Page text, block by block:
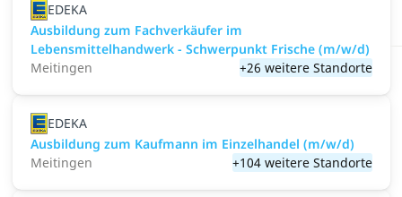
EDEKA
Ausbildung zum Fachverkäufer im
Lebensmittelhandwerk - Schwerpunkt Frische (m/w/d)
Meitingen
+26 weitere Standorte
EDEKA
Ausbildung zum Kaufmann im Einzelhandel (m/w/d)
Meitingen
+104 weitere Standorte